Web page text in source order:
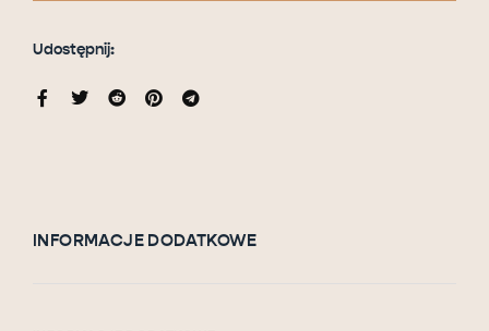
Udostępnij:
INFORMACJE DODATKOWE